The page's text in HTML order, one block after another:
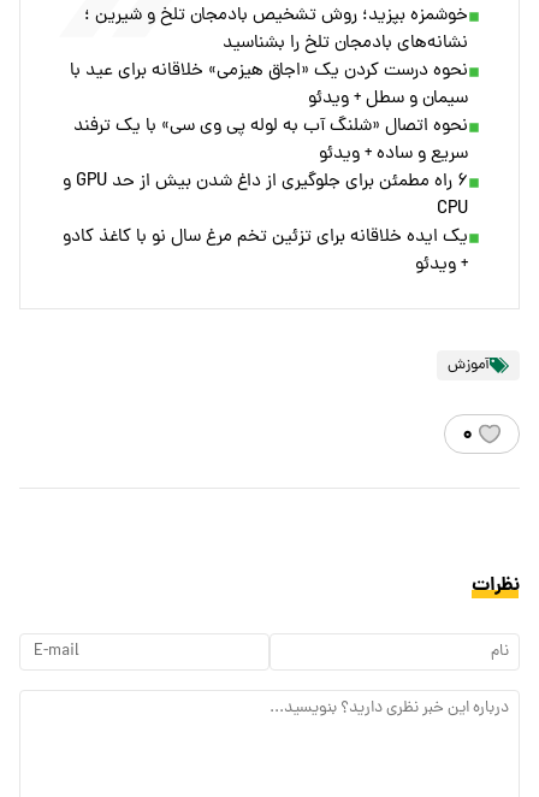
خوشمزه بپزید؛ روش تشخیص بادمجان تلخ و شیرین ؛
نشانه‌های بادمجان تلخ را بشناسید
نحوه درست کردن یک «اجاق هیزمی» خلاقانه برای عید با
سیمان و سطل + ویدئو
نحوه اتصال «شلنگ آب به لوله پی وی سی» با یک ترفند
سریع و ساده + ویدئو
۶ راه مطمئن برای جلوگیری از داغ شدن بیش از حد GPU و
CPU
یک ایده خلاقانه برای تزئین تخم مرغ سال نو با کاغذ کادو
+ ویدئو
آموزش
۰
نظرات